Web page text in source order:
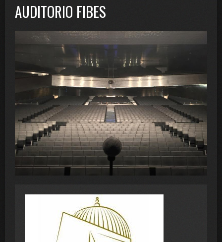
AUDITORIO FIBES